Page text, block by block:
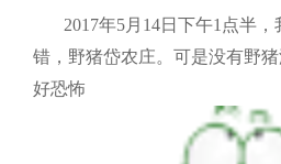
2017年5月 14日下午1 点半，
错，野猪岱农庄。可是没有野
好恐怖